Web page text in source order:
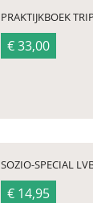
PRAKTIJKBOEK
€ 33,00
SOZIO-SPECIAL
€ 14,95